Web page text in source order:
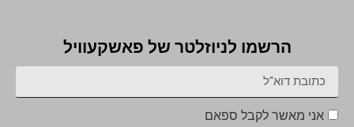
הרשמו לניוזלטר של פאשקעוויל
אני מאשר לקבל ספאם